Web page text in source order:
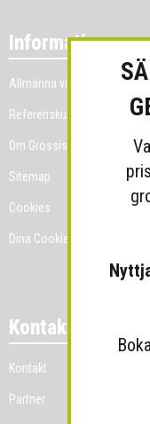
Information
Allmänna villkor
Referenskunder
Om Grossist.se
Sitemap
Cookies
Dina Cookie-prefenser
Kontakt
Kontakt
Partner